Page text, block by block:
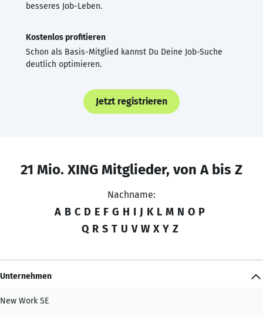
besseres Job-Leben.
Kostenlos profitieren
Schon als Basis-Mitglied kannst Du Deine Job-Suche
deutlich optimieren.
Jetzt registrieren
21 Mio. XING Mitglieder, von A bis Z
Nachname:
A B C D E F G H I J K L M N O P
Q R S T U V W X Y Z
Unternehmen
New Work SE